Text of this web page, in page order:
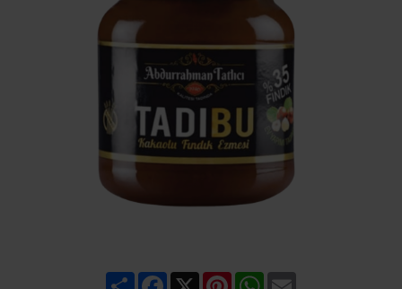
ShareFacebook
X PinterestWhatsApp